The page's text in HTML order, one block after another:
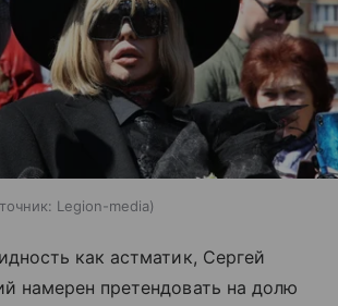
Legion-media
как астматик, Сергей
намерен претендовать на долю